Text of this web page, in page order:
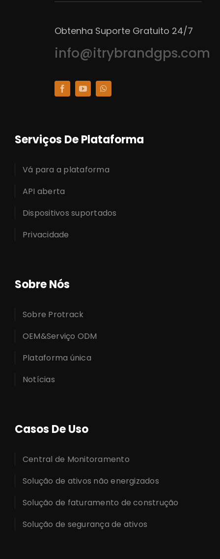
Obtenha Suporte Gratuito 24/7
info@itrybrandgps.com
Serviços De Plataforma
Vá para a plataforma
API aberta
Dispositivos suportados
Privacidade
Sobre Nós
Sobre Protrack
OEM&Serviço ODM
Plataforma única
Notícias
Casos De Uso
Central de Monitoramento
Solução de ativos não energizados
Solução de faturamento de construção
Solução de segurança de ativos